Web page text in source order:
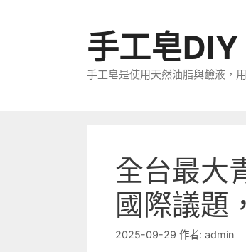
手工皂
手工皂是使用天然油脂與鹼液，
全台最大
國際議題
2025-09-29 作者: admin